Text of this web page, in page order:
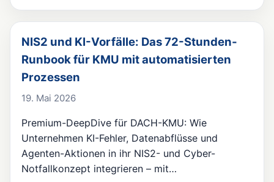
NIS2 und KI-Vorfälle: Das 72-Stunden-
Runbook für KMU mit automatisierten
Prozessen
19. Mai 2026
Premium-DeepDive für DACH-KMU: Wie
Unternehmen KI-Fehler, Datenabflüsse und
Agenten-Aktionen in ihr NIS2- und Cyber-
Notfallkonzept integrieren – mit…